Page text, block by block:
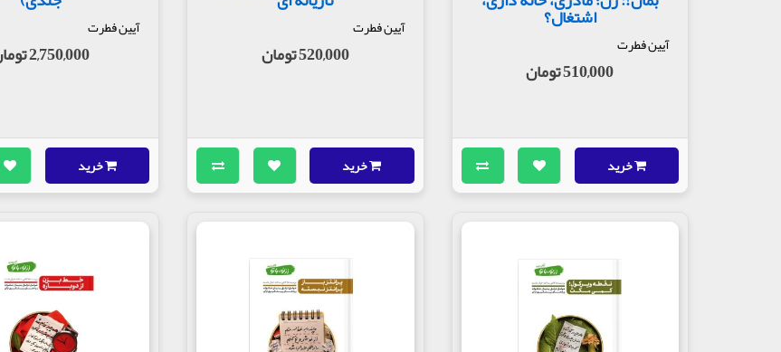
اشتغال؟
آیین فطرت
510,000 تومان
خرید
آیین فطرت
520,000 تومان
خرید
آیین فطرت
2,750,000 تومان
خرید